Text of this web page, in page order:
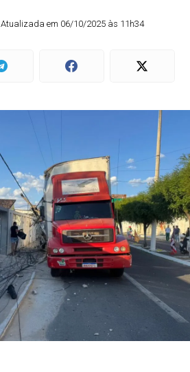
Atualizada em 06/10/2025 às 11h34